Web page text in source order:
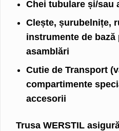
Chei tubulare și/sau
Clește, șurubelnițe,
instrumente de
asamblări
Cutie de Transport
compartimente
accesorii
Trusa WERSTIL